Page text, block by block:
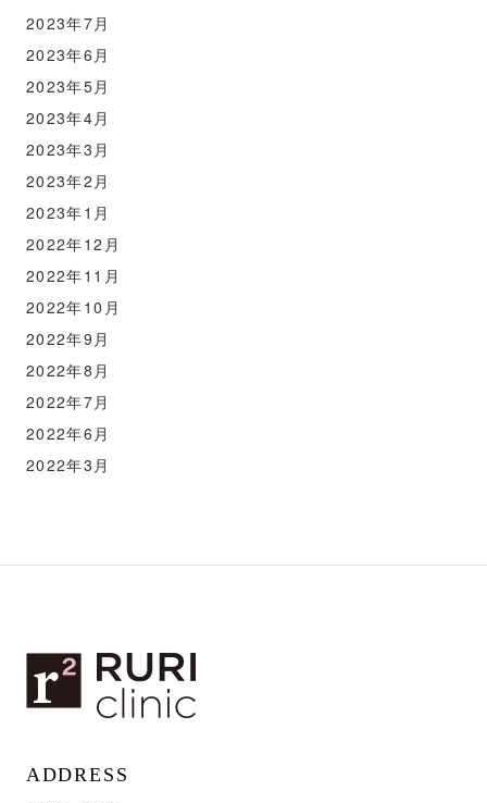
2023年7月
2023年6月
2023年5月
2023年4月
2023年3月
2023年2月
2023年1月
2022年12月
2022年11月
2022年10月
2022年9月
2022年8月
2022年7月
2022年6月
2022年3月
ADDRESS